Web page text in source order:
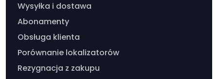
Wysyłka i dostawa
Abonamenty
Obsługa klienta
Porównanie lokalizatorów
Rezygnacja z zakupu